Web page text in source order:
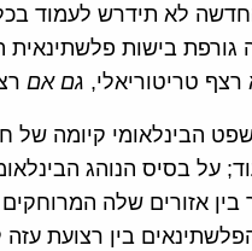
לא תידרש לעמוד בכל
גורפת בישות
טריטוריאלי, גם אם
הבינלאומי קיומה של
על בסיס הנוהג
אזורים שלה המרוחקים
בין רצועת